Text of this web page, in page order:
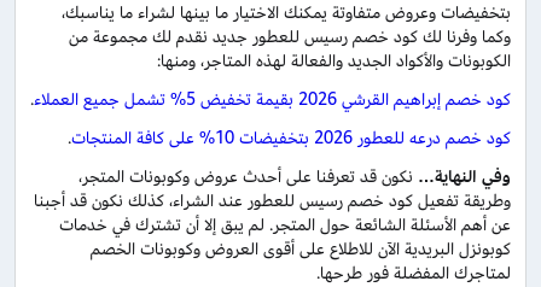
بتخفيضات وعروض متفاوتة يمكنك الاختيار ما بينها لشراء ما يناسبك،
وكما وفرنا لك كود خصم رسيس للعطور جديد نقدم لك مجموعة من
الكوبونات والأكواد الجديد والفعالة لهذه المتاجر، ومنها:
كود خصم إبراهيم القرشي 2026 بقيمة تخفيض 5% تشمل جميع العملاء
.
كود خصم درعه للعطور 2026 بتخفيضات 10% على كافة المنتجات
.
وفي النهاية… نكون قد تعرفنا على أحدث عروض وكوبونات المتجر،
وطريقة تفعيل كود خصم رسيس للعطور عند الشراء، كذلك نكون قد أجبنا
عن أهم الأسئلة الشائعة حول المتجر. لم يبق إلا أن تشترك في خدمات
كوبونزل البريدية الآن للاطلاع على أقوى العروض وكوبونات الخصم
لمتاجرك المفضلة فور طرحها.